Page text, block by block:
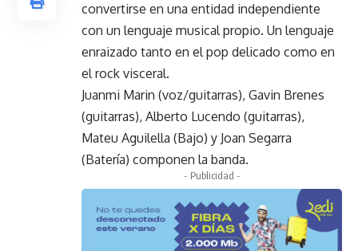
convertirse en una entidad independiente
con un lenguaje musical propio. Un lenguaje
enraizado tanto en el pop delicado como en
el rock visceral.
Juanmi Marin (voz/guitarras), Gavin Brenes
(guitarras), Alberto Lucendo (guitarras),
Mateu Aguilella (Bajo) y Joan Segarra
(Batería) componen la banda.
- Publicidad -